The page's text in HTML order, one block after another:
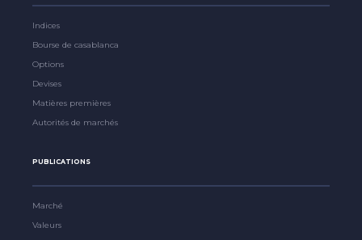
Indices
Bourse de casablanca
Options
Devises
Matières premières
Autorités de marchés
PUBLICATIONS
Marché
Valeurs